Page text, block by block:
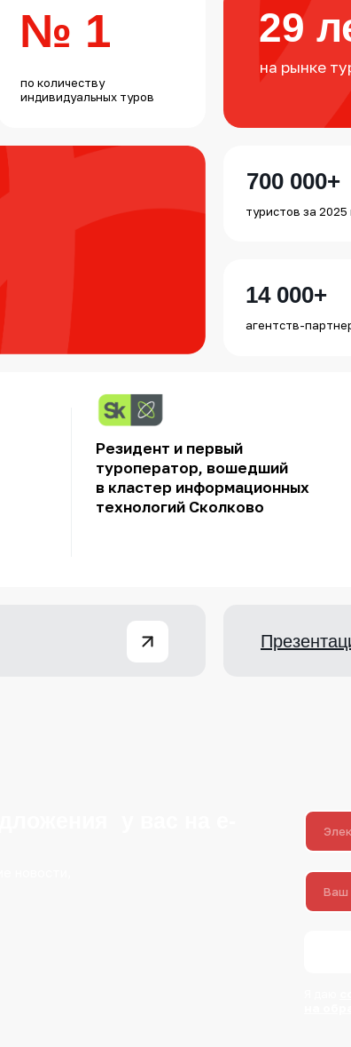
Резидент и первый
туроператор, вошедший
в кластер информационных
технологий Сколково
агентств-
14 000+
туристов за 2025
700 000+
на рынке
29
по количеству
индивидуальных туров
№ 1